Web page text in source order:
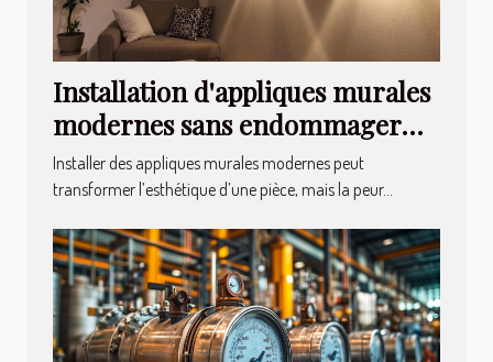
Installation d'appliques murales
modernes sans endommager
vos murs
Installer des appliques murales modernes peut
transformer l’esthétique d’une pièce, mais la peur...